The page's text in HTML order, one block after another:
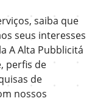
saiba que
seus interesses
A Alta Pubblicitá
perfis de
de
nossos